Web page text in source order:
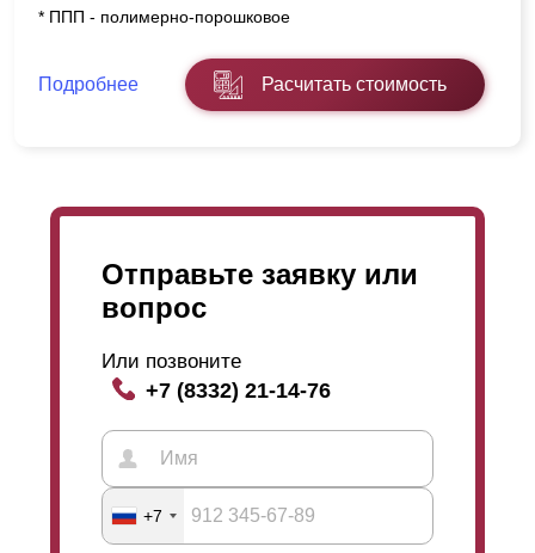
* ППП - полимерно-порошковое
Подробнее Расчитать стоимость
Отправьте заявку или
вопрос
Или позвоните
+7 (8332) 21-14-76
+7